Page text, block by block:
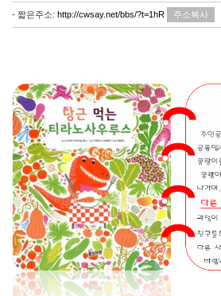
- 짧은주소: http://cwsay.net/bbs/?t=1hR 주소복사